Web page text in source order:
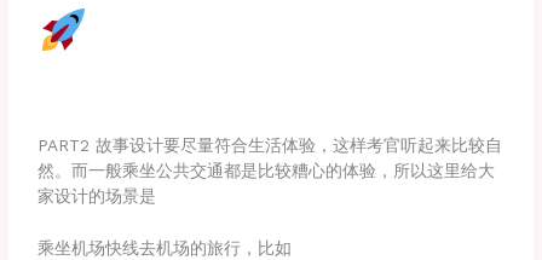
PART2 故事设计要尽量符合生活体验，这样考官听起来比较自
然。而一般乘坐公共交通都是比较糟心的体验，所以这里给大
家设计的场景是
乘坐机场快线去机场的旅行，比如